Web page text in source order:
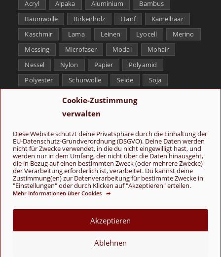
Cookie-Zustimmung
verwalten
Diese Website schützt deine Privatsphäre durch die Einhaltung der
EU-Datenschutz-Grundverordnung (DSGVO). Deine Daten werden
nicht für Zwecke verwendet, in die du nicht eingewilligt hast, und
werden nur in dem Umfang, der nicht über die Daten hinausgeht,
die in Bezug auf einen bestimmten Zweck (oder mehrere Zwecke)
der Verarbeitung erforderlich ist, verarbeitet. Du kannst deine
Zustimmung(en) zur Datenverarbeitung für bestimmte Zwecke in
"Einstellungen" oder durch Klicken auf "Akzeptieren" erteilen.
Mehr Informationen über Cookies ➦
Akzeptieren
Ablehnen
Acryl Alpaka Aluminium
Bambus
Baumwolle
Birkenholz Hanf
Kamelhaar
Kaschmir
Lama Leinen Lyocell
Merino
Messing
Microfaser Modal
Mohair
Nessel
Nylon Papier
Polyamid
Polyester
Schurwolle Seide
Soja
Tencel
Yak
Folge uns
© Copyright 2026 - Wolle & Schönes
VERTRAG WIDERRUFEN